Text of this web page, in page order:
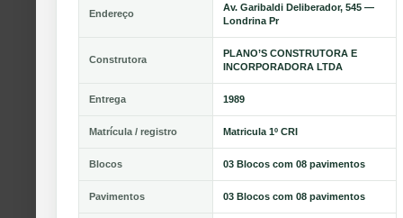
Endereço
Av. Garibaldi Deliberador, 545 —
Londrina Pr
Construtora
PLANO’S CONSTRUTORA E
INCORPORADORA LTDA
Entrega 1989
Matrícula / registro Matricula 1º CRI
Blocos 03 Blocos com 08 pavimentos
Pavimentos 03 Blocos com 08 pavimentos